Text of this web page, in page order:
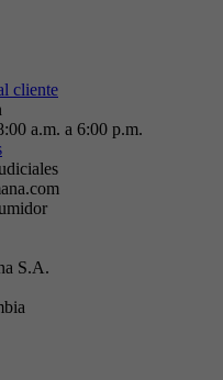
cliente
a.m. a 6:00 p.m.
S.A.